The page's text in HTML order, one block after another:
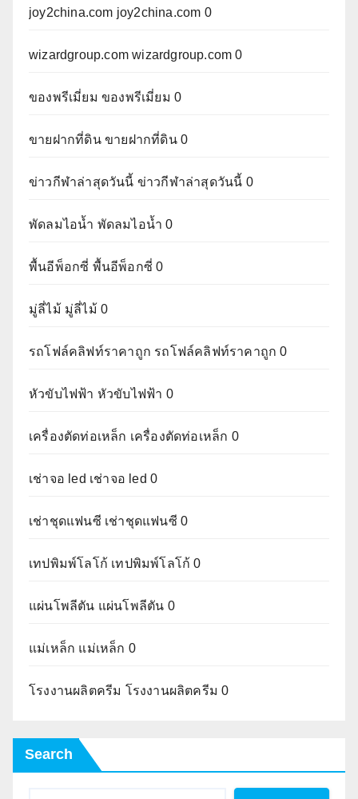
joy2china.com joy2china.com 0
wizardgroup.com wizardgroup.com 0
ของพรีเมี่ยม ของพรีเมี่ยม 0
ขายฝากที่ดินขายฝากที่ดิน 0
ข่าวกีฬาล่าสุดวันนี้ ข่าวกีฬาล่าสุดวันนี้ 0
พัดลมไอน้ำ พัดลมไอน้ำ 0
พื้นอีพ็อกซี่ พื้นอีพ็อกซี่ 0
มู่ลี่ไม้ มู่ลี่ไม้ 0
รถโฟล์คลิฟท์ราคาถูก รถโฟล์คลิฟท์ราคาถูก 0
หัวขับไฟฟ้า หัวขับไฟฟ้า 0
เครื่องตัดท่อเหล็ก เครื่องตัดท่อเหล็ก 0
เช่าจอ led เช่าจอ led 0
เช่าชุดแฟนซี เช่าชุดแฟนซี 0
เทปพิมพ์โลโก้ เทปพิมพ์โลโก้ 0
แผ่นโพลีตัน แผ่นโพลีตัน 0
แม่เหล็ก แม่เหล็ก 0
โรงงานผลิตครีม โรงงานผลิตครีม 0
Search